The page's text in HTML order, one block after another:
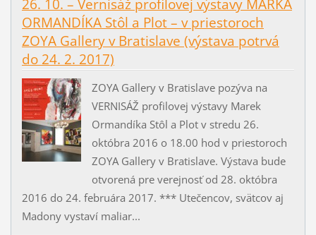
26. 10. – Vernisáž profilovej výstavy MARKA
ORMANDÍKA Stôl a Plot – v priestoroch
ZOYA Gallery v Bratislave (výstava potrvá
do 24. 2. 2017)
ZOYA Gallery v Bratislave pozýva na
VERNISÁŽ profilovej výstavy Marek
Ormandíka Stôl a Plot v stredu 26.
októbra 2016 o 18.00 hod v priestoroch
ZOYA Gallery v Bratislave. Výstava bude
otvorená pre verejnosť od 28. októbra
2016 do 24. februára 2017. *** Utečencov, svätcov aj
Madony vystaví maliar...